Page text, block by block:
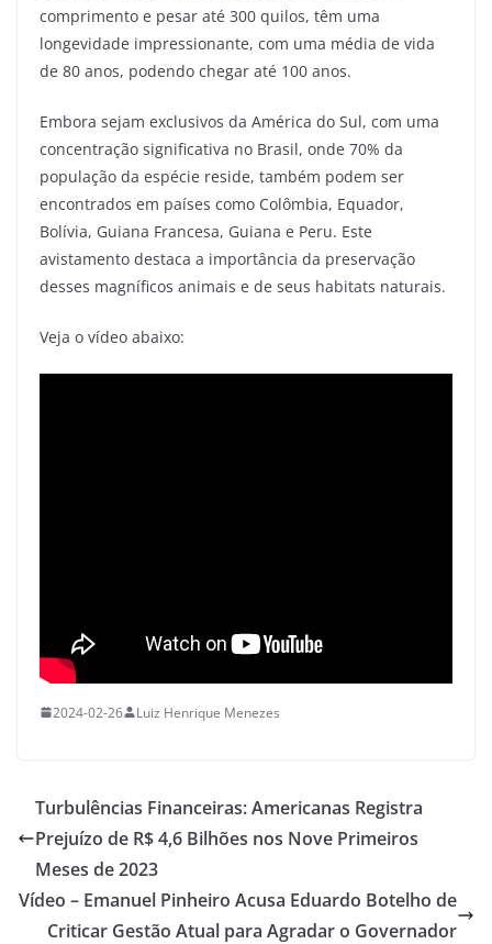
comprimento e pesar até 300 quilos, têm uma
longevidade impressionante, com uma média de vida
de 80 anos, podendo chegar até 100 anos.
Embora sejam exclusivos da América do Sul, com uma
concentração significativa no Brasil, onde 70% da
população da espécie reside, também podem ser
encontrados em países como Colômbia, Equador,
Bolívia, Guiana Francesa, Guiana e Peru. Este
avistamento destaca a importância da preservação
desses magníficos animais e de seus habitats naturais.
Veja o vídeo abaixo:
2024-02-26 Luiz Henrique Menezes
Turbulências Financeiras: Americanas Registra
Prejuízo de R$ 4,6 Bilhões nos Nove Primeiros
Meses de 2023
Vídeo – Emanuel Pinheiro Acusa Eduardo Botelho de
Criticar Gestão Atual para Agradar o Governador